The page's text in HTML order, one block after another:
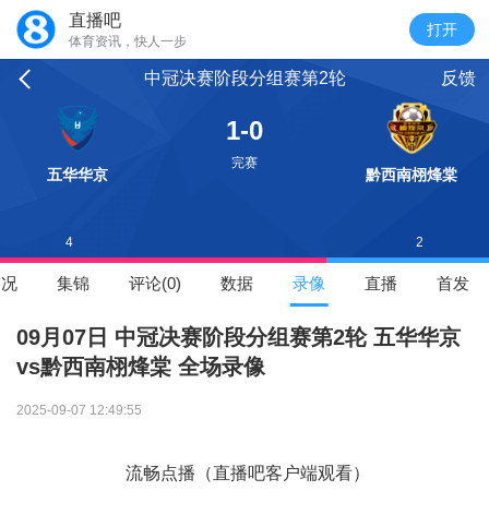
直播吧
体育资讯，快人一步
中冠决赛阶段分组赛第2轮 反馈
五华华京
1-0
完赛
黔西南栩烽棠
4 2
集锦 评论(0) 数据 录像 直播 首发
09月07日 中冠决赛阶段分组赛第2轮 五华华京
vs黔西南栩烽棠 全场录像
2025-09-07 12:49:55
流畅点播（直播吧客户端观看）